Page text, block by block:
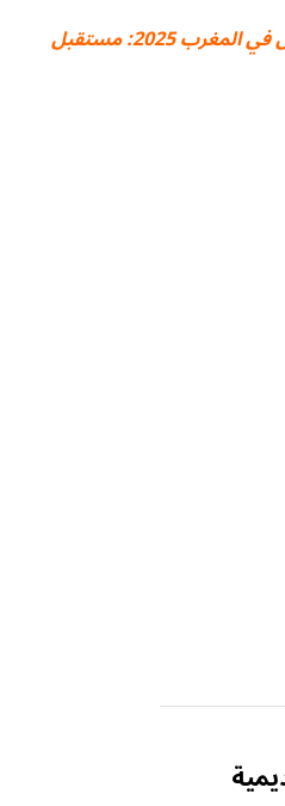
أكاديمية يوفنتوس في المغرب 2025: مستقبل